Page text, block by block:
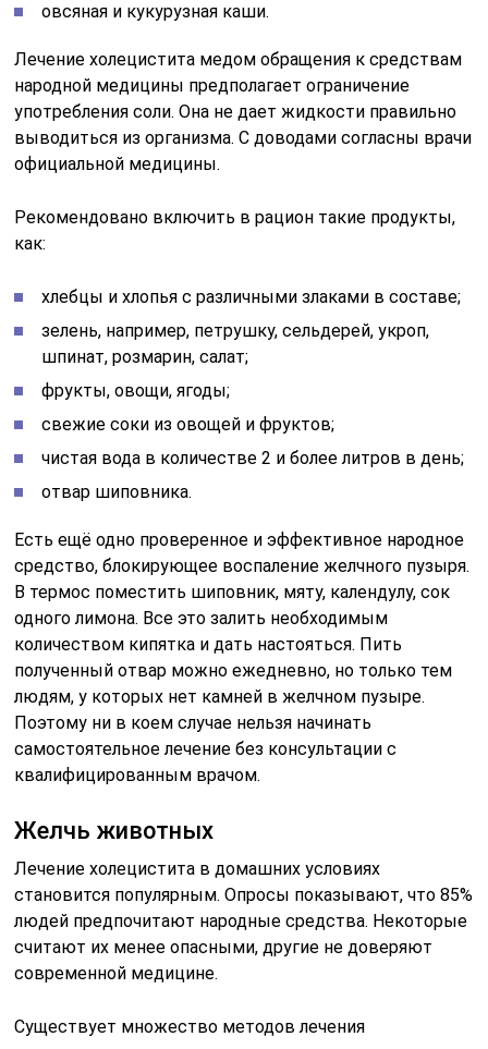
овсяная и кукурузная каши.
Лечение холецистита медом обращения к средствам
народной медицины предполагает ограничение
употребления соли. Она не дает жидкости правильно
выводиться из организма. С доводами согласны врачи
официальной медицины.
Рекомендовано включить в рацион такие продукты,
как:
хлебцы и хлопья с различными злаками в составе;
зелень, например, петрушку, сельдерей, укроп,
шпинат, розмарин, салат;
фрукты, овощи, ягоды;
свежие соки из овощей и фруктов;
чистая вода в количестве 2 и более литров в день;
отвар шиповника.
Есть ещё одно проверенное и эффективное народное
средство, блокирующее воспаление желчного пузыря.
В термос поместить шиповник, мяту, календулу, сок
одного лимона. Все это залить необходимым
количеством кипятка и дать настояться. Пить
полученный отвар можно ежедневно, но только тем
людям, у которых нет камней в желчном пузыре.
Поэтому ни в коем случае нельзя начинать
самостоятельное лечение без консультации с
квалифицированным врачом.
Желчь животных
Лечение холецистита в домашних условиях
становится популярным. Опросы показывают, что 85%
людей предпочитают народные средства. Некоторые
считают их менее опасными, другие не доверяют
современной медицине.
Существует множество методов лечения